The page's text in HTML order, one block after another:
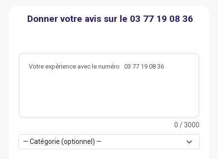
Donner votre avis sur le 03 77 19 08 36
0 / 3000